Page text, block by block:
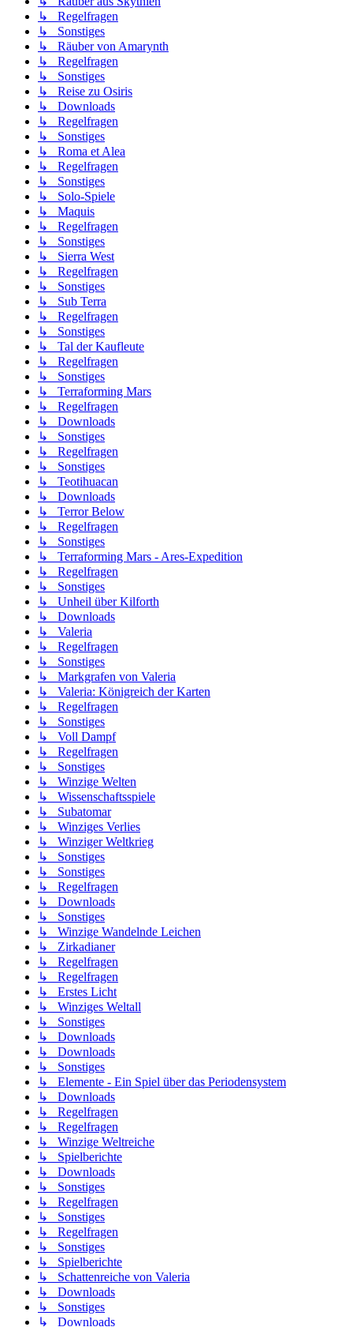
↳ Regelfragen
↳ Sonstiges
↳ Räuber von Amarynth
↳ Regelfragen
↳ Sonstiges
↳ Reise zu Osiris
↳ Downloads
↳ Regelfragen
↳ Sonstiges
↳ Roma et Alea
↳ Regelfragen
↳ Sonstiges
↳ Solo-Spiele
↳ Maquis
↳ Regelfragen
↳ Sonstiges
↳ Sierra West
↳ Regelfragen
↳ Sonstiges
↳ Sub Terra
↳ Regelfragen
↳ Sonstiges
↳ Tal der Kaufleute
↳ Regelfragen
↳ Sonstiges
↳ Terraforming Mars
↳ Regelfragen
↳ Downloads
↳ Sonstiges
↳ Regelfragen
↳ Sonstiges
↳ Teotihuacan
↳ Downloads
↳ Terror Below
↳ Regelfragen
↳ Sonstiges
↳ Terraforming Mars - Ares-Expedition
↳ Regelfragen
↳ Sonstiges
↳ Unheil über Kilforth
↳ Downloads
↳ Valeria
↳ Regelfragen
↳ Sonstiges
↳ Markgrafen von Valeria
↳ Valeria: Königreich der Karten
↳ Regelfragen
↳ Sonstiges
↳ Voll Dampf
↳ Regelfragen
↳ Sonstiges
↳ Winzige Welten
↳ Wissenschaftsspiele
↳ Subatomar
↳ Winziges Verlies
↳ Winziger Weltkrieg
↳ Sonstiges
↳ Sonstiges
↳ Regelfragen
↳ Downloads
↳ Sonstiges
↳ Winzige Wandelnde Leichen
↳ Zirkadianer
↳ Regelfragen
↳ Regelfragen
↳ Erstes Licht
↳ Winziges Weltall
↳ Sonstiges
↳ Downloads
↳ Downloads
↳ Sonstiges
↳ Elemente - Ein Spiel über das Periodensystem
↳ Downloads
↳ Regelfragen
↳ Regelfragen
↳ Winzige Weltreiche
↳ Spielberichte
↳ Downloads
↳ Sonstiges
↳ Regelfragen
↳ Sonstiges
↳ Regelfragen
↳ Sonstiges
↳ Spielberichte
↳ Schattenreiche von Valeria
↳ Downloads
↳ Sonstiges
↳ Downloads